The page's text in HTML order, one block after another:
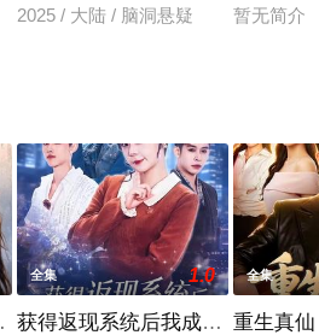
都市
2025 / 大陆 / 脑洞悬疑 暂无简介
生
全集 1.0
获得返现系统后我成了万人迷
全集
重生真